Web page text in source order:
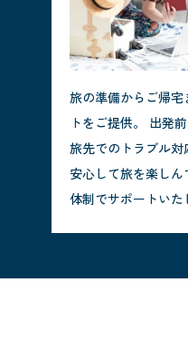
旅の準備からご帰
トをご提供。 出発
旅先でのトラブル対
安心して旅を楽し
体制でサポートいた